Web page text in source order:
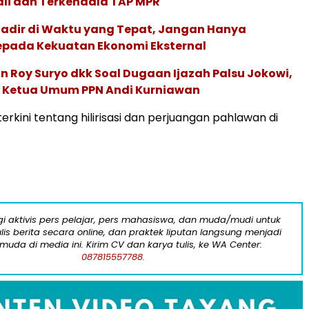
di Waktu yang Tepat, Jangan Hanya
Kekuatan Ekonomi Eksternal
Roy Suryo dkk Soal Dugaan Ijazah Palsu Jokowi,
Umum PPN Andi Kurniawan
tentang hilirisasi dan perjuangan pahlawan di
aktivis pers pelajar, pers mahasiswa, dan muda/mudi untuk
berita secara online, dan praktek liputan langsung menjadi
di media ini. Kirim CV dan karya tulis, ke WA Center:
087815557788.